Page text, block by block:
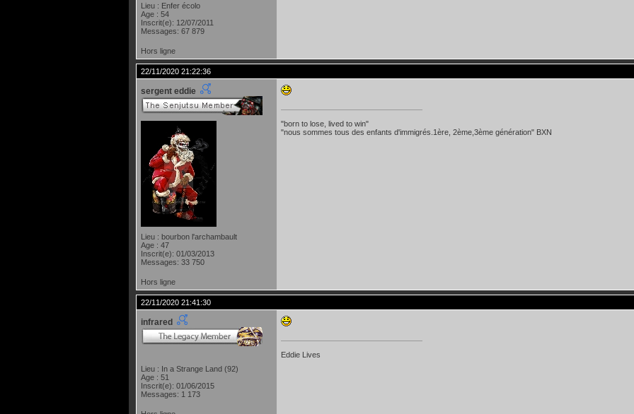
Lieu : Enfer écolo
Age : 54
Inscrit(e): 12/07/2011
Messages: 67 879
Hors ligne
22/11/2020 21:22:36
sergent eddie
Lieu : bourbon l'archambault
Age : 47
Inscrit(e): 01/03/2013
Messages: 33 750
"born to lose, lived to win"
"nous sommes tous des enfants d'immigrés.1ère, 2ème,3ème génération" BXN
Hors ligne
22/11/2020 21:41:30
infrared
Lieu : In a Strange Land (92)
Age : 51
Inscrit(e): 01/06/2015
Messages: 1 173
Eddie Lives